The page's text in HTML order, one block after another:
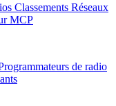
Classements Réseaux
MCP
de radio